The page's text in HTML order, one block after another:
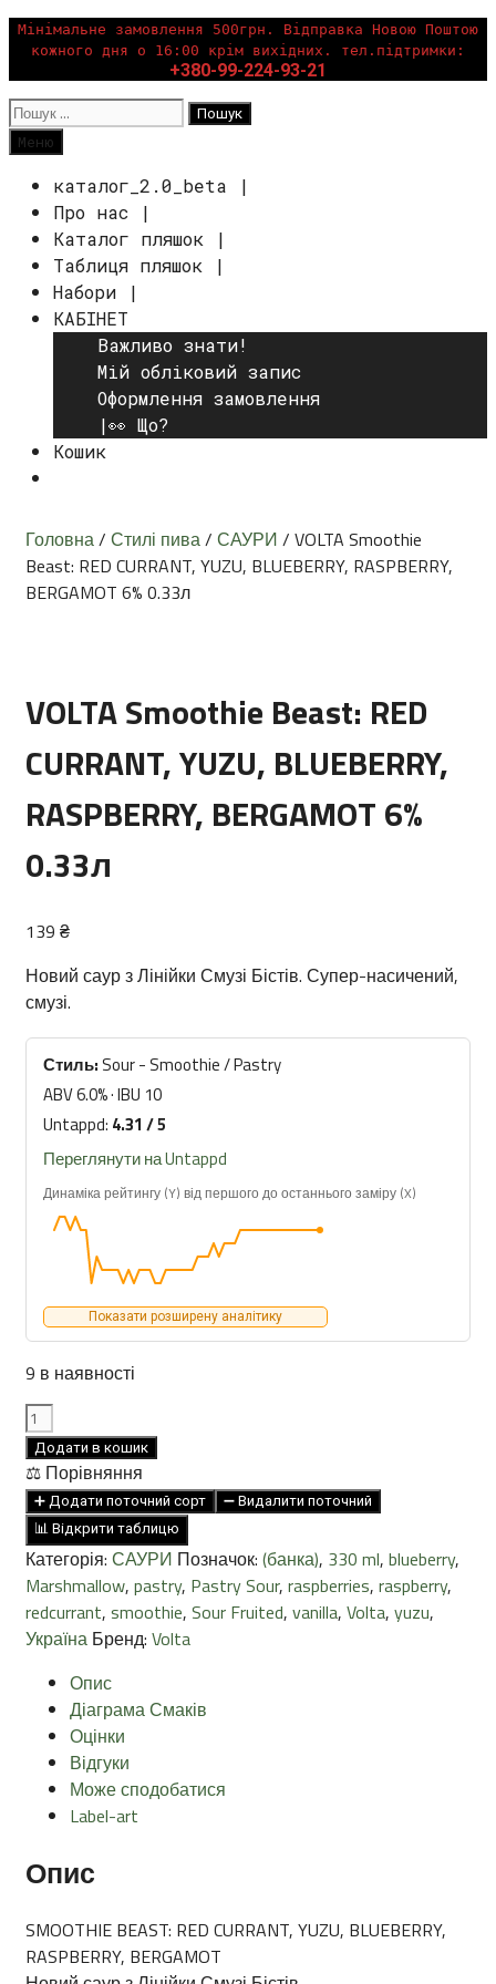
Перейти
вмісту
Мінімальне замовлення 500грн. Відправка Новою Поштою
кожного дня о 16:00 крім вихідних. тел.підтримки:
+380-99-224-93-21
Пошук:
Пошук
Меню
каталог_2.0_beta |
Про нас |
Каталог пляшок |
Таблиця пляшок |
Набори |
КАБІНЕТ
Важливо знати!
Мій обліковий запис
Оформлення замовлення
|👀 Що?
Кошик
Головна/ Стилі пива/ САУРИ / VOLTA Smoothie
Beast: RED CURRANT, YUZU, BLUEBERRY, RASPBERRY,
BERGAMOT 6% 0.33л
VOLTA Smoothie Beast: RED
CURRANT, YUZU, BLUEBERRY,
RASPBERRY, BERGAMOT 6%
0.33л
139 ₴
Новий саур з Лінійки Смузі Бістів. Супер-насичений,
смузі.
Стиль: Sour - Smoothie / Pastry
ABV 6.0% · IBU 10
Untappd: 4.31 / 5
Переглянути на Untappd
Динаміка рейтингу (Y) від першого до останнього заміру (X)
Показати розширену аналітику
9 в наявності
VOLTA
Smoothie
Beast:
RED
CURRANT,
YUZU,
BLUEBERRY,
RASPBERRY,
BERGAMOT
6%
0.33л
кількість
Додати в кошик
⚖️ Порівняння
➕ Додати поточний сорт
➖ Видалити поточний
📊 Відкрити таблицю
Категорія: САУРИ Позначок: (банка), 330 ml, blueberry,
Marshmallow, pastry, Pastry Sour, raspberries, raspberry,
redcurrant, smoothie, Sour Fruited, vanilla, Volta, yuzu,
Україна Бренд: Volta
Опис
Діаграма Смаків
Оцінки
Відгуки
Може сподобатися
Label-art
Опис
SMOOTHIE BEAST: RED CURRANT, YUZU, BLUEBERRY,
RASPBERRY, BERGAMOT